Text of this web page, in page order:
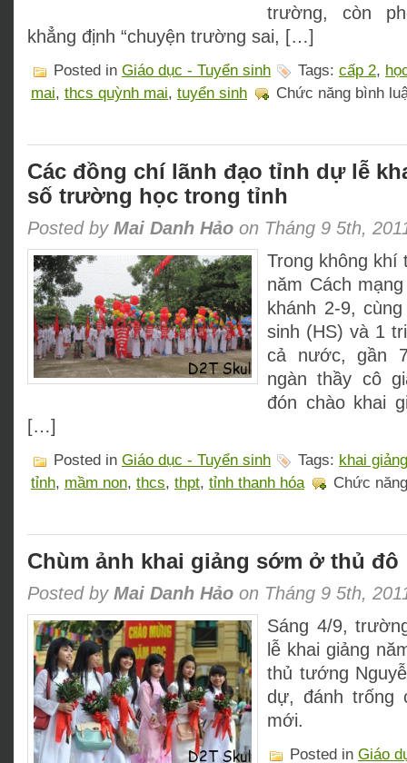
trường, còn
khẳng định “chuyện trường sai, […]
Posted in Giáo dục - Tuyển sinh Tags: cấp 2,
mai, thcs quỳnh mai, tuyển sinh Chức năng bình
Các đồng chí lãnh đạo tỉnh dự lễ
số trường học trong tỉnh
Posted by Mai Danh Hảo on Tháng 9 5th,
Trong không khí
năm Cách
khánh 2-9,
sinh (HS) và 1
cả nước, gần
ngàn thầy cô
đón chào khai
[…]
Posted in Giáo dục - Tuyển sinh Tags: khai giảng
tỉnh, mầm non, thcs, thpt, tỉnh thanh hóa Chức
Chùm ảnh khai giảng sớm ở thủ đô
Posted by Mai Danh Hảo on Tháng 9 5th,
Sáng 4/9,
lễ khai giảng
thủ tướng
dự, đánh trống
mới.
Posted in Giáo